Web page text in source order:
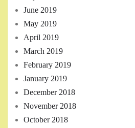
June 2019
May 2019
April 2019
March 2019
February 2019
January 2019
December 2018
November 2018
October 2018